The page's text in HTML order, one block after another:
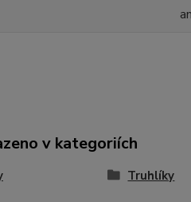
v kategoriích
Truhlíky